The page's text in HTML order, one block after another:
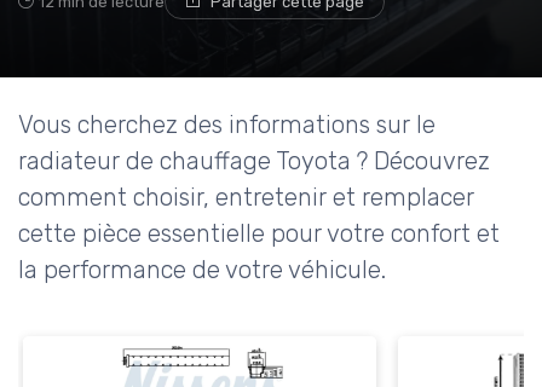
Vous cherchez des informations sur le
radiateur de chauffage Toyota ? Découvrez
comment choisir, entretenir et remplacer
cette pièce essentielle pour votre confort et
la performance de votre véhicule.